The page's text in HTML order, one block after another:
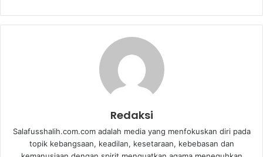
Redaksi
Salafusshalih.com.com adalah media yang menfokuskan diri pada
topik kebangsaan, keadilan, kesetaraan, kebebasan dan